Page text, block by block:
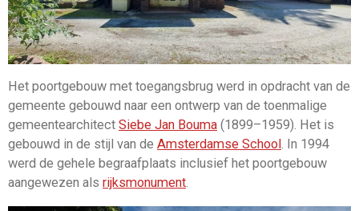
Het poortgebouw met toegangsbrug werd in opdracht van de
gemeente gebouwd naar een ontwerp van de toenmalige
gemeentearchitect Siebe Jan Bouma (1899–1959). Het is
gebouwd in de stijl van de Amsterdamse School . In 1994
werd de gehele begraafplaats inclusief het poortgebouw
aangewezen als rijksmonument.